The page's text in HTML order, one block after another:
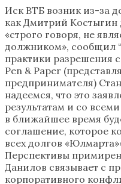
Иск ВТБ возник из-за
как Дмитрий Костыгин
«строго говоря, не
должником», сообщил
практики разрешения
Pen & Paper
предпринимателя)
надеемся, что это
результатам и со
в ближайшее время
соглашение, которое
всех долгов
Перспективы
Данилов связывает с
корпоративного